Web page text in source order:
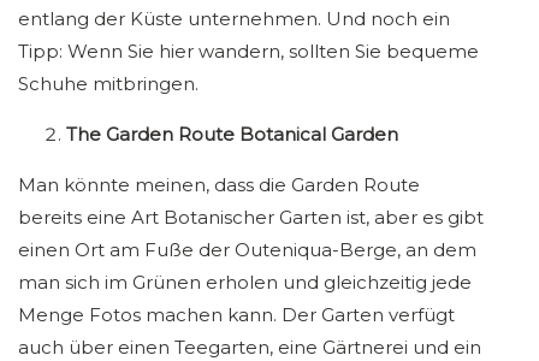
entlang der Küste unternehmen. Und noch ein
Tipp: Wenn Sie hier wandern, sollten Sie bequeme
Schuhe mitbringen.
The Garden Route Botanical Garden
Man könnte meinen, dass die Garden Route
bereits eine Art Botanischer Garten ist, aber es gibt
einen Ort am Fuße der Outeniqua-Berge, an dem
man sich im Grünen erholen und gleichzeitig jede
Menge Fotos machen kann. Der Garten verfügt
auch über einen Teegarten, eine Gärtnerei und ein